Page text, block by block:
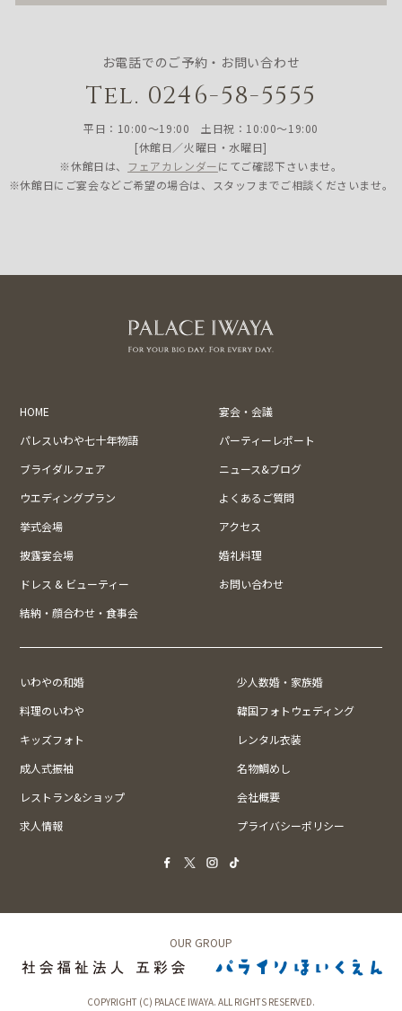
お電話でのご予約・お問い合わせ
Tel. 0246-58-5555
平日：10:00〜19:00 土日祝：10:00〜19:00
[休館日／火曜日・水曜日]
※休館日は、 フェアカレンダーにてご確認下さいませ。
※休館日にご宴会などご希望の場合は、スタッフまでご相談くださいませ。
HOME
宴会・会議
パレスいわや七十年物語
パーティーレポート
ブライダルフェア
ニュース&ブログ
ウエディングプラン
よくあるご質問
挙式会場
アクセス
披露宴会場
婚礼料理
ドレス & ビューティー
お問い合わせ
結納・顔合わせ・食事会
いわやの和婚
少人数婚・家族婚
料理のいわや
韓国フォトウェディング
キッズフォト
レンタル衣装
成人式振袖
名物鯛めし
レストラン&ショップ
会社概要
求人情報
プライバシーポリシー
OUR GROUP
COPYRIGHT (C) PALACE IWAYA. ALL RIGHTS RESERVED.